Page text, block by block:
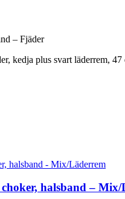
– Fjäder
kedja plus svart läderrem,
halsband –